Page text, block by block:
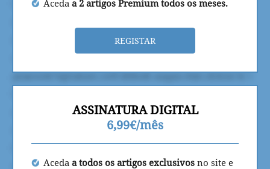
Aceda a 2 artigos Premium todos os meses.
REGISTAR
ASSINATURA DIGITAL
6,99€/mês
Aceda a todos os artigos exclusivos no site e